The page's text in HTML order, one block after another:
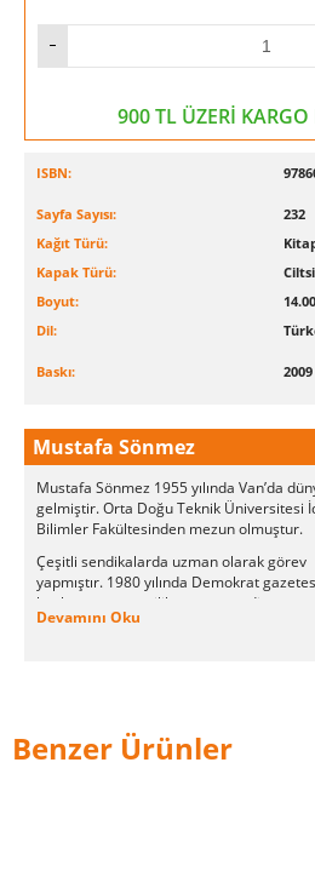
900 TL ÜZERİ
ISBN:
Sayfa Sayısı:
232
Kağıt Türü:
Kapak Türü:
Boyut:
Dil:
Baskı: 2009
Mustafa Sönmez
Mustafa Sönmez 1955 yılında Van’da
gelmiştir. Orta Doğu Teknik Üniversitesi
Bilimler Fakültesinden mezun olmuştur.
Çeşitli sendikalarda uzman olarak görev
yapmıştır. 1980 yılında Demokrat
başlayan gazetecilik yaşamını editör-yazar
olarak Nokta, Anka Ajansı, Söz, Ekonomik
Devamını Oku
Benzer Ürünler